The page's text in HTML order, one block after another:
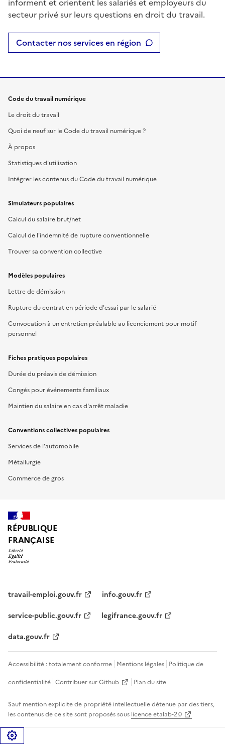
secteur privé sur leurs questions en droit du travail.
Contacter nos services en région
Code du travail numérique
Le droit du travail
Quoi de neuf sur le Code du travail numérique ?
À propos
Statistiques d'utilisation
Intégrer les contenus du Code du travail numérique
Simulateurs populaires
Calcul du salaire brut/net
Calcul de l'indemnité de rupture conventionnelle
Trouver sa convention collective
Modèles populaires
Lettre de démission
Rupture du contrat en période d'essai par le salarié
Convocation à un entretien préalable au licenciement pour motif
personnel
Fiches pratiques populaires
Durée du préavis de démission
Congés pour événements familiaux
Maintien du salaire en cas d'arrêt maladie
Conventions collectives populaires
Services de l'automobile
Métallurgie
Commerce de gros
RÉPUBLIQUE
FRANÇAISE
travail-emploi.gouv.fr
info.gouv.fr
service-public.gouv.fr
legifrance.gouv.fr
data.gouv.fr
Accessibilité : totalement conforme Mentions légales Politique de
confidentialité Contribuer sur Github Plan du site
Sauf mention explicite de propriété intellectuelle détenue par des tiers,
les contenus de ce site sont proposés sous licence etalab-2.0
Gérer les cookies